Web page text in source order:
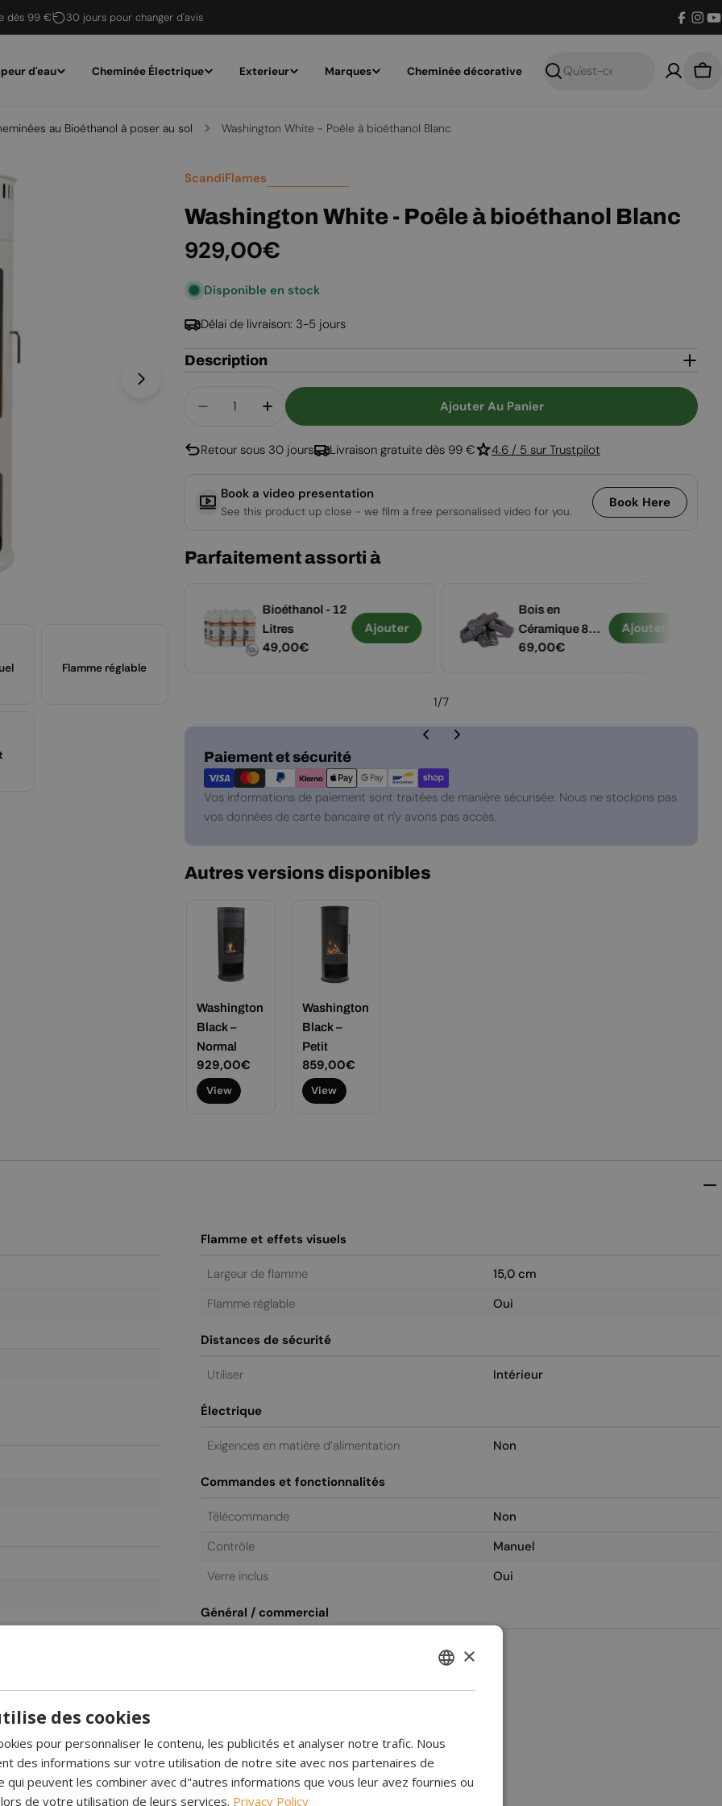
dès 99 € 30 jours pour changer d'avis
d'eau Cheminée Électrique Exterieur Marques Cheminée décorative
Recherche
au Bioéthanol à poser au sol Washington White - Poêle à bioéthanol Blanc
Ouvrir le média 1 en mode modal Ouvrir le média
Flamme réglable
ScandiFlames
Washington White - Poêle à bioéthanol Blanc
Prix
régulier
929,00€
Disponible en stock
Délai de livraison: 3-5 jours
Description
Diminuer La Quantité Pour Washington White - Poêle À Bioéthanol Blanc
Augmenter La Quantité Pour Washington White - Poêle À
Ajouter Au Panier
Retour sous 30 jours Livraison gratuite dès 99 € 4.6 / 5 sur Trustpilot
Book a video presentation
See this product up close - we film a free personalised video for you.
Book Here
Parfaitement assorti à
​​
Bioéthanol - 12
Litres
Prix
49,00€
Ajouter
Bois en
Céramique 8
pièces.
Prix
69,00€
Ajouter
1/7
Paiement et sécurité
Modes
de
paiement
Vos informations de paiement sont traitées de manière sécurisée. Nous ne stockons pas
vos données de carte bancaire et n'y avons pas accès.
Autres versions disponibles
Washington
Black –
Normal
Prix
régulier
929,00€
View
Washington
Black –
Petit
Prix
régulier
859,00€
View
Flamme et effets visuels
Largeur de flamme
15,0 cm
Flamme réglable
Oui
Distances de sécurité
Utiliser Intérieur
Électrique
Exigences en matière d’alimentation Non
Commandes et fonctionnalités
Télécommande
Non
Contrôle
Manuel
Verre inclus
Oui
Général / commercial
CZECH
×
des cookies
pour personnaliser le contenu, les publicités et analyser notre trafic. Nous
des informations sur votre utilisation de notre site avec nos partenaires de
qui peuvent les combiner avec d"autres informations que vous leur avez fournies ou
de votre utilisation de leurs services. Privacy Policy